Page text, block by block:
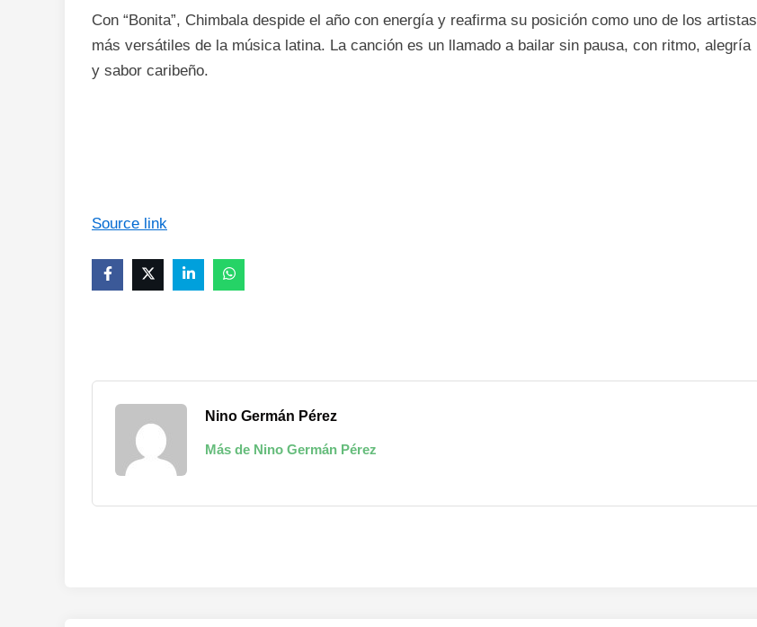
Con “Bonita”, Chimbala despide el año con energía y reafirma su posición como uno de los artistas
más versátiles de la música latina. La canción es un llamado a bailar sin pausa, con ritmo, alegría
y sabor caribeño.
Source link
Nino Germán Pérez
Más de Nino Germán Pérez